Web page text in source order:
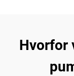
Hvorfor